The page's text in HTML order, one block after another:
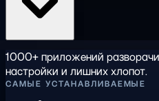
1000+ приложений
настройки и лишних хлопот.
САМЫЕ УСТАНАВЛИВАЕМЫЕ